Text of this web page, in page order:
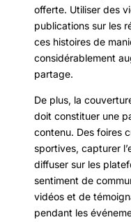
offerte. Utiliser des
publications sur les
ces histoires de
considérablement
partage.
De plus, la
doit constituer une
contenu. Des foires
sportives, capturer
diffuser sur les
sentiment de
vidéos et de
pendant les